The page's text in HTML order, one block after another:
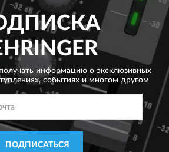
информацию о эксклюзивных
событиях и многом другом
ПОДПИСАТЬСЯ